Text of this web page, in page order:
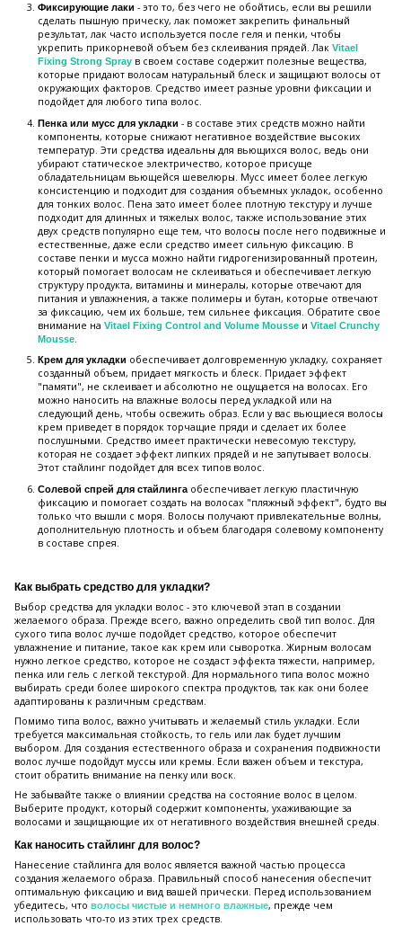
Фиксирующие лаки - это то, без чего не обойтись, если вы решили
сделать пышную прическу, лак поможет закрепить финальный
результат, лак часто используется после геля и пенки, чтобы
укрепить прикорневой объем без склеивания прядей. Лак Vitael
Fixing Strong Spray в своем составе содержит полезные вещества,
которые придают волосам натуральный блеск и защищают волосы от
окружающих факторов. Средство имеет разные уровни фиксации и
подойдет для любого типа волос.
Пенка или мусс для укладки - в составе этих средств можно найти
компоненты, которые снижают негативное воздействие высоких
температур. Эти средства идеальны для вьющихся волос, ведь они
убирают статическое электричество, которое присуще
обладательницам вьющейся шевелюры. Мусс имеет более легкую
консистенцию и подходит для создания объемных укладок, особенно
для тонких волос. Пена зато имеет более плотную текстуру и лучше
подходит для длинных и тяжелых волос, также использование этих
двух средств популярно еще тем, что волосы после него подвижные и
естественные, даже если средство имеет сильную фиксацию. В
составе пенки и мусса можно найти гидрогенизированный протеин,
который помогает волосам не склеиваться и обеспечивает легкую
структуру продукта, витамины и минералы, которые отвечают для
питания и увлажнения, а также полимеры и бутан, которые отвечают
за фиксацию, чем их больше, тем сильнее фиксация. Обратите свое
внимание на Vitael Fixing Control and Volume Mousse и Vitael Crunchy
Mousse
Крем для укладки обеспечивает долговременную укладку, сохраняет
созданный объем, придает мягкость и блеск. Придает эффект
"памяти", не склеивает и абсолютно не ощущается на волосах. Его
можно наносить на влажные волосы перед укладкой или на
следующий день, чтобы освежить образ. Если у вас вьющиеся волосы
крем приведет в порядок торчащие пряди и сделает их более
послушными. Средство имеет практически невесомую текстуру,
которая не создает эффект липких прядей и не запутывает волосы.
Этот стайлинг подойдет для всех типов волос.
Солевой спрей для стайлинга обеспечивает легкую пластичную
фиксацию и помогает создать на волосах "пляжный эффект", будто вы
только что вышли с моря. Волосы получают привлекательные волны,
дополнительную плотность и объем благодаря солевому компоненту
в составе спрея.
Как выбрать средство для укладки?
Выбор средства для укладки волос - это ключевой этап в создании
желаемого образа. Прежде всего, важно определить свой тип волос. Для
сухого типа волос лучше подойдет средство, которое обеспечит
увлажнение и питание, такое как крем или сыворотка. Жирным волосам
нужно легкое средство, которое не создаст эффекта тяжести, например,
пенка или гель с легкой текстурой. Для нормального типа волос можно
выбирать среди более широкого спектра продуктов, так как они более
адаптированы к различным средствам.
Помимо типа волос, важно учитывать и желаемый стиль укладки. Если
требуется максимальная стойкость, то гель или лак будет лучшим
выбором. Для создания естественного образа и сохранения подвижности
волос лучше подойдут муссы или кремы. Если важен объем и текстура,
стоит обратить внимание на пенку или воск.
Не забывайте также о влиянии средства на состояние волос в целом.
Выберите продукт, который содержит компоненты, ухаживающие за
волосами и защищающие их от негативного воздействия внешней среды.
Как наносить стайлинг для волос?
Нанесение стайлинга для волос является важной частью процесса
создания желаемого образа. Правильный способ нанесения обеспечит
оптимальную фиксацию и вид вашей прически. Перед использованием
убедитесь, что волосы чистые и немного влажные, прежде чем
использовать что-то из этих трех средств.